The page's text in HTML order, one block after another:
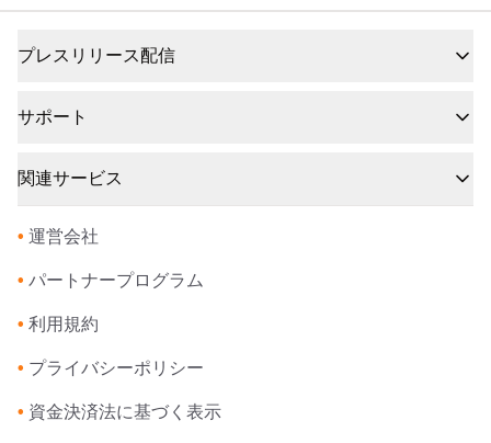
プレスリリース配信
サポート
関連サービス
• 運営会社
• パートナープログラム
• 利用規約
• プライバシーポリシー
• 資金決済法に基づく表示